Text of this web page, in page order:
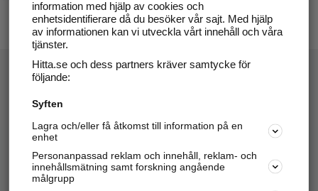
Hitta.se - Gratis nummerupplysning.
Sök företag, personer och platser.
Hitta telefonnummer, adresser, företagsinfo mm.
information med hjälp av cookies och
enhetsidentifierare då du besöker vår sajt. Med hjälp
av informationen kan vi utveckla vårt innehåll och våra
tjänster.
Hitta.se och dess partners kräver samtycke för
följande:
Syften
Lagra och/eller få åtkomst till information på en
enhet
Personanpassad reklam och innehåll, reklam- och
innehållsmätning samt forskning angående
målgrupp